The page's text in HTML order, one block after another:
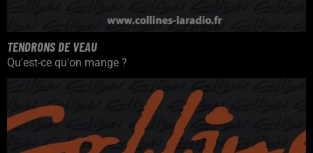
TENDRONS DE VEAU
Qu'est-ce qu'on mange ?